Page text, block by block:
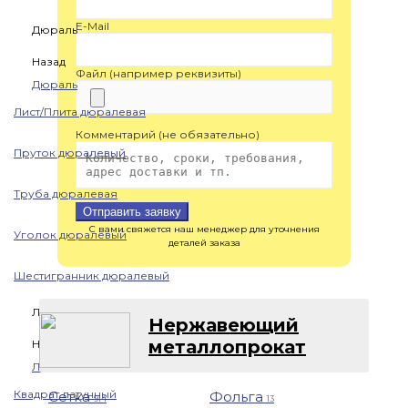
Дюраль
Назад
Дюраль
Лист/Плита дюралевая
Пруток дюралевый
Труба дюралевая
Уголок дюралевый
Шестигранник дюралевый
Латунь
Назад
Латунь
Квадрат латунный
E-Mail
Файл (например реквизиты)
Комментарий (не обязательно)
Отправить заявку
С вами свяжется наш менеджер для уточнения
деталей заказа
Нержавеющий
металлопрокат
Сетка914 Фольга13